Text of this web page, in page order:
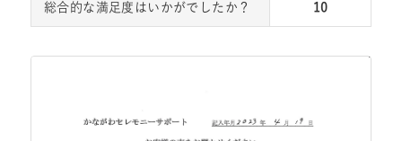
総合的な満足度はいかがでしたか？ 10